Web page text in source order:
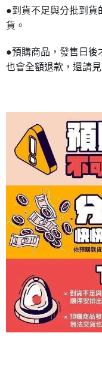
●到貨不足與分批到貨
貨。
●預購商品，發售日後
也會全額退款，還請見